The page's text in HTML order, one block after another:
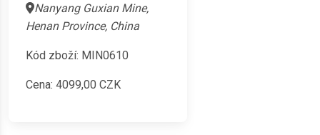
Nanyang Guxian Mine,
Henan Province, China
Kód zboží: MIN0610
Cena: 4099,00 CZK